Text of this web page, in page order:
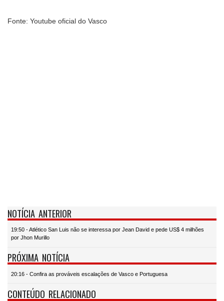
Fonte: Youtube oficial do Vasco
NOTÍCIA ANTERIOR
19:50 - Atlético San Luis não se interessa por Jean David e pede US$ 4 milhões
por Jhon Murillo
PRÓXIMA NOTÍCIA
20:16 - Confira as prováveis escalações de Vasco e Portuguesa
CONTEÚDO RELACIONADO